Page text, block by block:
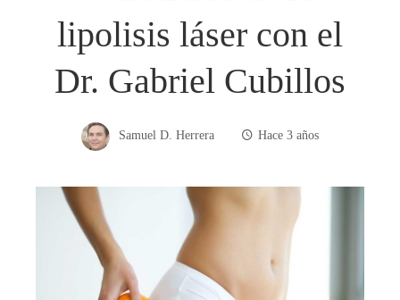
lipolisis láser con el
Dr. Gabriel Cubillos
Samuel D. Herrera Hace 3 años